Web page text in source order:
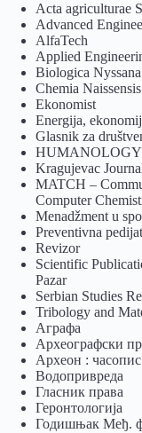
Acta agriculturae
Advanced
AlfaTech
Applied
Biologica
Chemia Naissensis
Ekonomist
Energija,
Glasnik za
HUMANOLOGY
Kragujevac
MATCH –
Computer
Menadžment u
Preventivna
Revizor
Scientific
Pazar
Serbian Studies
Tribology and
Аграфа
Археографски
Археон :
Водопривреда
Гласник права
Геронтологија
Годишњак Међ.